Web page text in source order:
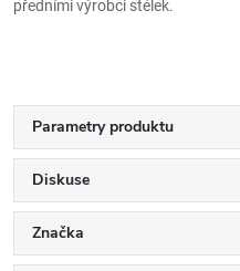
předními výrobci stélek.
Parametry produktu
Diskuse
Značka